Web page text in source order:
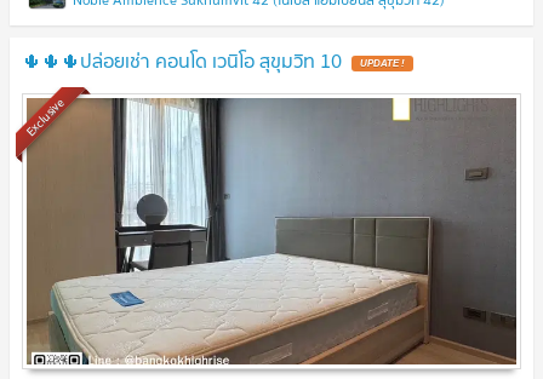
🌵🌵🌵ปล่อยเช่า คอนโด เวนิโอ สุขุมวิท 10 UPDATE !
Exclusive